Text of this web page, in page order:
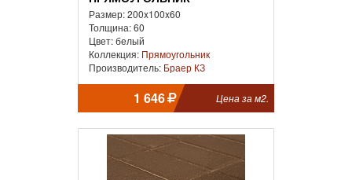
Размер: 200x100x60
Толщина: 60
Цвет: белый
Коллекция: Прямоугольник
Производитель: Браер КЗ
1 646 Цена за м2.